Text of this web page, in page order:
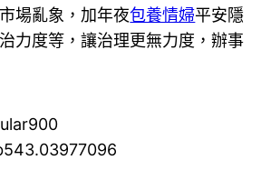
場亂象，加年夜包養情婦平安隱
力度等，讓治理更無力度，辦事